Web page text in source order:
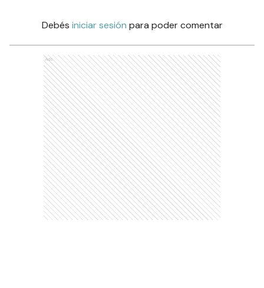
Debés iniciar sesión para poder comentar
Ads